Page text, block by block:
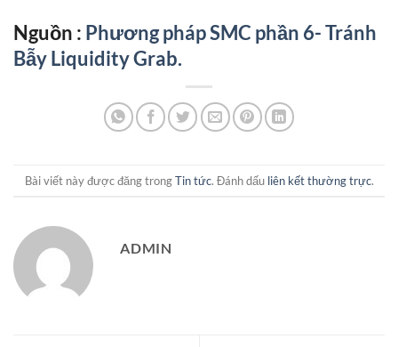
Nguồn : Phương pháp SMC phần 6- Tránh
Bẫy Liquidity Grab.
Bài viết này được đăng trongTin tức. Đánh dấu liên kết thường trực.
ADMIN